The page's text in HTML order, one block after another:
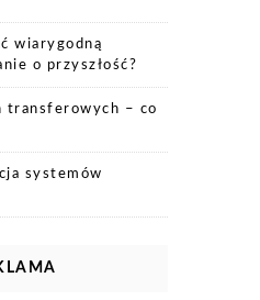
wiarygodną
o przyszłość?
transferowych – co
systemów